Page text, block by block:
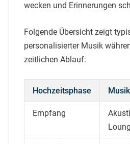
wecken und Erinnerungen
Folgende Übersicht zeigt
personalisierter Musik
zeitlichen Ablauf:
Hochzeitsphase
Empfang